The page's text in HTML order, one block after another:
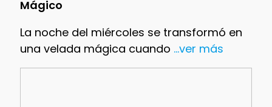
Mágico
La noche del miércoles se transformó en
una velada mágica cuando ...ver más